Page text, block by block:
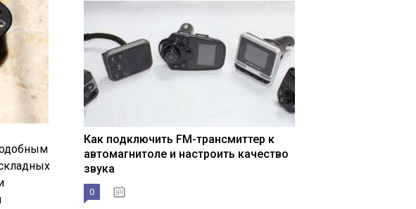
Как подключить FM-трансмиттер к
автомагнитоле и настроить качество
звука
0